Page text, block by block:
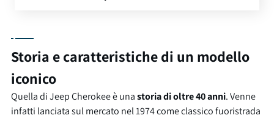
Storia e caratteristiche di un modello
iconico
Quella di Jeep Cherokee è unastoria di oltre 40 anni. Venne
infatti lanciata sul mercato nel 1974 come classico fuoristrada